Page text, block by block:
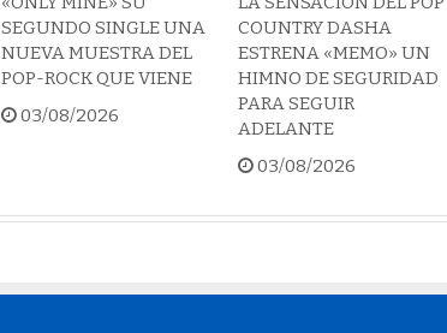
SEGUNDO SINGLE UNA
NUEVA MUESTRA DEL
POP-ROCK QUE VIENE
03/08/2026
COUNTRY DASHA
ESTRENA «MEMO» UN
HIMNO DE SEGURIDAD
PARA SEGUIR
ADELANTE
03/08/2026